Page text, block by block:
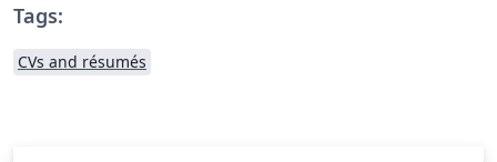
Tags:
CVs and résumés